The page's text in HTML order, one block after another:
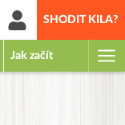
SHODIT KILA?
Jak začít